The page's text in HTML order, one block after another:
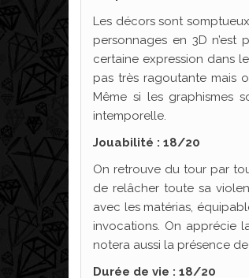
Les décors sont
personnages en 3D
certaine expression dans
pas très ragoutante mais
Même si les graphismes
intemporelle.
Jouabilité : 18/20
On retrouve du tour par
de relâcher toute sa
avec les matérias,
invocations. On apprécie
notera aussi la présence
Durée de vie : 18/20